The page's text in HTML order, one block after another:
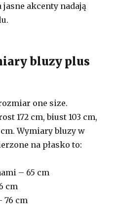
akcenty nadają
bluzy plus
one size.
172 cm, biust 103 cm,
Wymiary bluzy w
na płasko to:
– 65 cm
cm
76 cm